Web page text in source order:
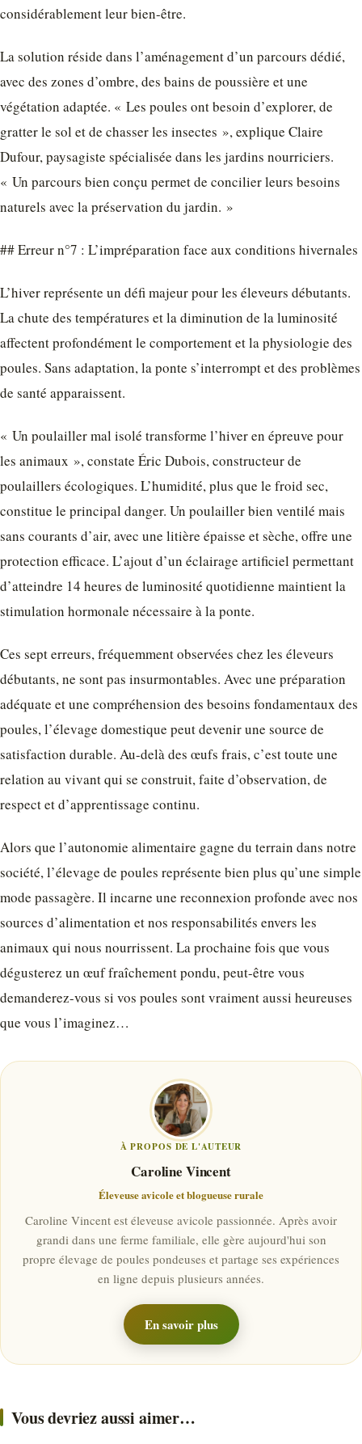
considérablement leur bien-être.
La solution réside dans l’aménagement d’un parcours dédié,
avec des zones d’ombre, des bains de poussière et une
végétation adaptée. « Les poules ont besoin d’explorer, de
gratter le sol et de chasser les insectes », explique Claire
Dufour, paysagiste spécialisée dans les jardins nourriciers.
« Un parcours bien conçu permet de concilier leurs besoins
naturels avec la préservation du jardin. »
## Erreur n°7 : L’impréparation face aux conditions hivernales
L’hiver représente un défi majeur pour les éleveurs débutants.
La chute des températures et la diminution de la luminosité
affectent profondément le comportement et la physiologie des
poules. Sans adaptation, la ponte s’interrompt et des problèmes
de santé apparaissent.
« Un poulailler mal isolé transforme l’hiver en épreuve pour
les animaux », constate Éric Dubois, constructeur de
poulaillers écologiques. L’humidité, plus que le froid sec,
constitue le principal danger. Un poulailler bien ventilé mais
sans courants d’air, avec une litière épaisse et sèche, offre une
protection efficace. L’ajout d’un éclairage artificiel permettant
d’atteindre 14 heures de luminosité quotidienne maintient la
stimulation hormonale nécessaire à la ponte.
Ces sept erreurs, fréquemment observées chez les éleveurs
débutants, ne sont pas insurmontables. Avec une préparation
adéquate et une compréhension des besoins fondamentaux des
poules, l’élevage domestique peut devenir une source de
satisfaction durable. Au-delà des œufs frais, c’est toute une
relation au vivant qui se construit, faite d’observation, de
respect et d’apprentissage continu.
Alors que l’autonomie alimentaire gagne du terrain dans notre
société, l’élevage de poules représente bien plus qu’une simple
mode passagère. Il incarne une reconnexion profonde avec nos
sources d’alimentation et nos responsabilités envers les
animaux qui nous nourrissent. La prochaine fois que vous
dégusterez un œuf fraîchement pondu, peut-être vous
demanderez-vous si vos poules sont vraiment aussi heureuses
que vous l’imaginez…
À PROPOS DE L'AUTEUR
Caroline Vincent
Éleveuse avicole et blogueuse rurale
Caroline Vincent est éleveuse avicole passionnée. Après avoir
grandi dans une ferme familiale, elle gère aujourd'hui son
propre élevage de poules pondeuses et partage ses expériences
en ligne depuis plusieurs années.
En savoir plus
Vous devriez aussi aimer…